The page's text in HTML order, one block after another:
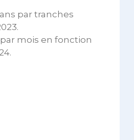
par tranches
mois en fonction